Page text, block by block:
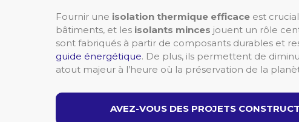
Fournir une isolation thermique efficace est
bâtiments, et les isolants minces jouent un rôle
sont fabriqués à partir de composants durables et
guide énergétique. De plus, ils permettent de
atout majeur à l’heure où la préservation de la
AVEZ-VOUS DES PROJETS